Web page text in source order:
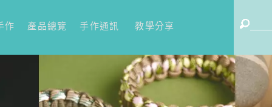
作 產品總覽 手作通訊 教學分享